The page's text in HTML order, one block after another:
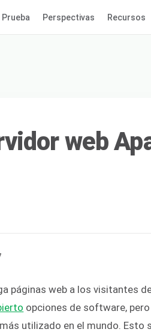
Prueba Perspectivas Recursos
web
páginas web a los visitantes
opciones de software, pero
utilizado en el mundo. Esto